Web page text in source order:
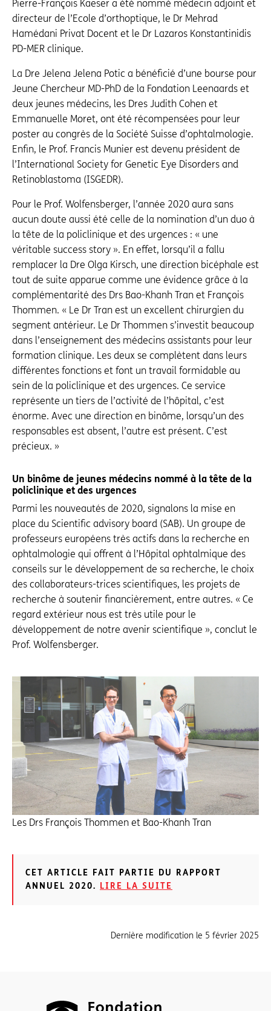
Pierre-François Kaeser a été nommé médecin adjoint et
directeur de l’Ecole d’orthoptique, le Dr Mehrad
Hamédani Privat Docent et le Dr Lazaros Konstantinidis
PD-MER clinique.
La Dre Jelena Jelena Potic a bénéficié d’une bourse pour
Jeune Chercheur MD-PhD de la Fondation Leenaards et
deux jeunes médecins, les Dres Judith Cohen et
Emmanuelle Moret, ont été récompensées pour leur
poster au congrès de la Société Suisse d’ophtalmologie.
Enfin, le Prof. Francis Munier est devenu président de
l’International Society for Genetic Eye Disorders and
Retinoblastoma (ISGEDR).
Pour le Prof. Wolfensberger, l’année 2020 aura sans
aucun doute aussi été celle de la nomination d’un duo à
la tête de la policlinique et des urgences : « une
véritable success story ». En effet, lorsqu’il a fallu
remplacer la Dre Olga Kirsch, une direction bicéphale est
tout de suite apparue comme une évidence grâce à la
complémentarité des Drs Bao-Khanh Tran et François
Thommen. « Le Dr Tran est un excellent chirurgien du
segment antérieur. Le Dr Thommen s’investit beaucoup
dans l’enseignement des médecins assistants pour leur
formation clinique. Les deux se complètent dans leurs
différentes fonctions et font un travail formidable au
sein de la policlinique et des urgences. Ce service
représente un tiers de l’activité de l’hôpital, c’est
énorme. Avec une direction en binôme, lorsqu’un des
responsables est absent, l’autre est présent. C’est
précieux. »
Un binôme de jeunes médecins nommé à la tête de la
policlinique et des urgences
Parmi les nouveautés de 2020, signalons la mise en
place du Scientific advisory board (SAB). Un groupe de
professeurs européens très actifs dans la recherche en
ophtalmologie qui offrent à l’Hôpital ophtalmique des
conseils sur le développement de sa recherche, le choix
des collaborateurs-trices scientifiques, les projets de
recherche à soutenir financièrement, entre autres. « Ce
regard extérieur nous est très utile pour le
développement de notre avenir scientifique », conclut le
Prof. Wolfensberger.
Les Drs François Thommen et Bao-Khanh Tran
CET ARTICLE FAIT PARTIE DU RAPPORT
ANNUEL 2020.
LIRE LA SUITE
Dernière modification le 5 février 2025